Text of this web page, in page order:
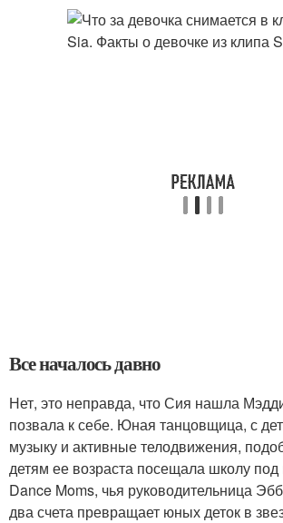
Все началось давно
Нет, это неправда, что Сия нашла
позвала к себе. Юная танцовщица, с
музыку и активные телодвижения,
детям ее возраста посещала школу
Dance Moms, чья руководительница
два счета превращает юных деток в